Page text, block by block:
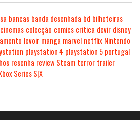
bancas banda desenhada bd bilheteiras
cinemas colecção comics crítica devir disney
levoir manga marvel netflix Nintendo
playstation 4 playstation 5 portugal
resenha review Steam terror trailer
Series S|X